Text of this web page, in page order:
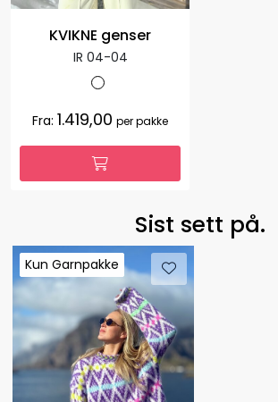
KVIKNE genser
IR 04-04
Fra: 1.419,00 per pakke
Sist sett på.
Kun Garnpakke
Kun Garnpakke
Kun Garnpakke